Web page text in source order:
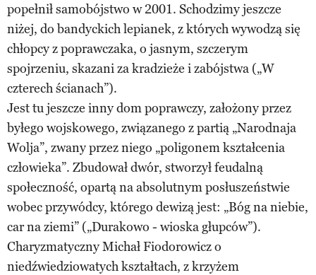
popełnił samobójstwo w 2001. Schodzimy jeszcze
niżej, do bandyckich lepianek, z których wywodzą się
chłopcy z poprawczaka, o jasnym, szczerym
spojrzeniu, skazani za kradzieże i zabójstwa („W
czterech ścianach”).
Jest tu jeszcze inny dom poprawczy, założony przez
byłego wojskowego, związanego z partią „Narodnaja
Wolja”, zwany przez niego „poligonem kształcenia
człowieka”. Zbudował dwór, stworzył feudalną
społeczność, opartą na absolutnym posłuszeństwie
wobec przywódcy, którego dewizą jest: „Bóg na niebie,
car na ziemi” („Durakowo - wioska głupców”).
Charyzmatyczny Michał Fiodorowicz o
niedźwiedziowatych kształtach, z krzyżem